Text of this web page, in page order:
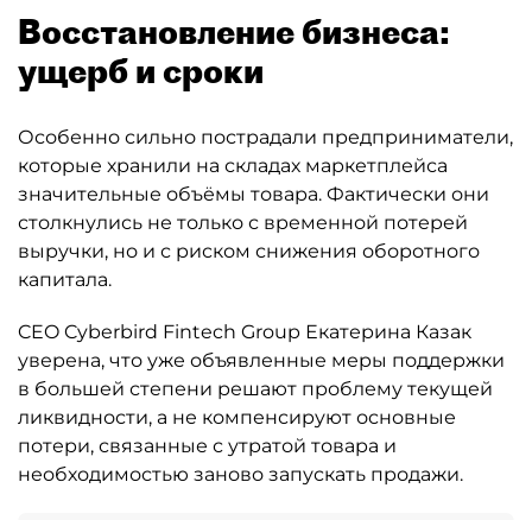
Восстановление бизнеса:
ущерб и сроки
Особенно сильно пострадали предприниматели,
которые хранили на складах маркетплейса
значительные объёмы товара. Фактически они
столкнулись не только с временной потерей
выручки, но и с риском снижения оборотного
капитала.
CEO Cyberbird Fintech Group Екатерина Казак
уверена, что уже объявленные меры поддержки
в большей степени решают проблему текущей
ликвидности, а не компенсируют основные
потери, связанные с утратой товара и
необходимостью заново запускать продажи.